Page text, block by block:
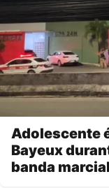
Adolescente
Bayeux
banda marcial